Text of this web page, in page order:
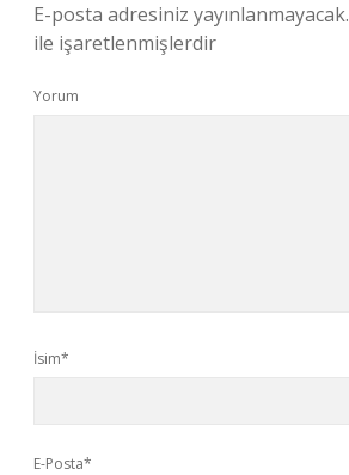
E-posta adresiniz yayınlanmayacak.
ile işaretlenmişlerdir
Yorum
İsim*
E-Posta*